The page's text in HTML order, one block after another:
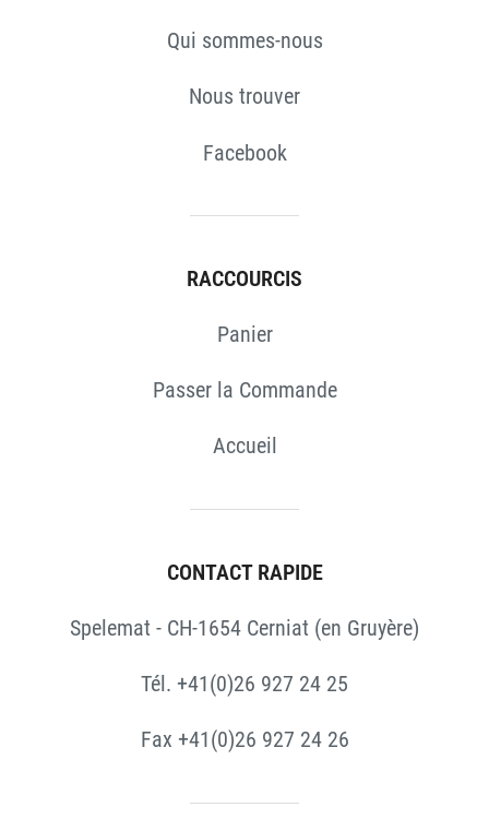
Qui sommes-nous
Nous trouver
Facebook
RACCOURCIS
Panier
Passer la Commande
Accueil
CONTACT RAPIDE
Spelemat - CH-1654 Cerniat (en Gruyère)
Tél. +41(0)26 927 24 25
Fax +41(0)26 927 24 26